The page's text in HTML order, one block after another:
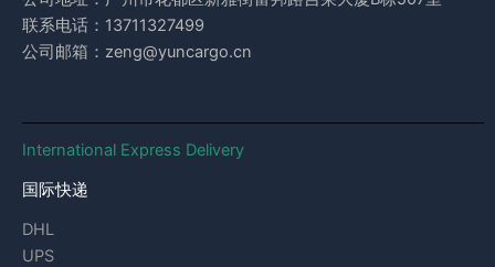
联系电话：13711327499
公司邮箱：zeng@yuncargo.cn
International Express Delivery
国际快递
DHL
UPS